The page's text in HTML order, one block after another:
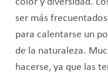
color y diversidad.
ser más
para calentarse un
de la naturaleza.
hacerse, ya que las